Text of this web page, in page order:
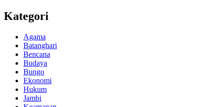
Kategori
Agama
Batanghari
Bencana
Budaya
Bungo
Ekonomi
Hukum
Jambi